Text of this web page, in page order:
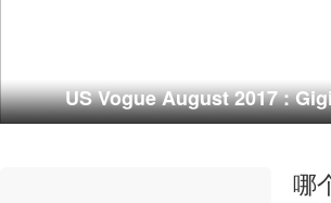
US Vogue August 2017 :
哪